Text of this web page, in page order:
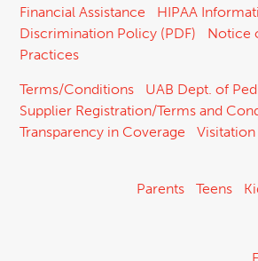
Financial Assistance HIPAA
Discrimination Policy (PDF)
Notice
Practices
Terms/Conditions
UAB Dept. of
Supplier Registration/Terms and
Transparency in Coverage
Parents Teens